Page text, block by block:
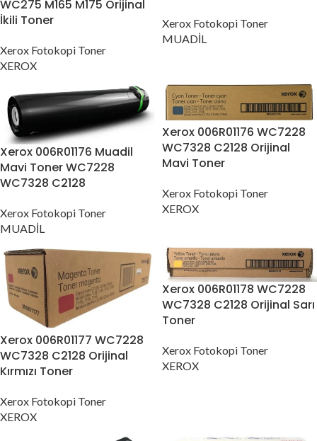
WC275 M165 M175 Orijinal
İkili Toner
Xerox Fotokopi Toner
XEROX
Xerox Fotokopi Toner
MUADİL
Xerox 006R01176 Muadil
Mavi Toner WC7228
WC7328 C2128
Xerox Fotokopi Toner
MUADİL
Xerox 006R01176 WC7228
WC7328 C2128 Orijinal
Mavi Toner
Xerox Fotokopi Toner
XEROX
Xerox 006R01177 WC7228
WC7328 C2128 Orijinal
Kırmızı Toner
Xerox Fotokopi Toner
XEROX
Xerox 006R01178 WC7228
WC7328 C2128 Orijinal Sarı
Toner
Xerox Fotokopi Toner
XEROX